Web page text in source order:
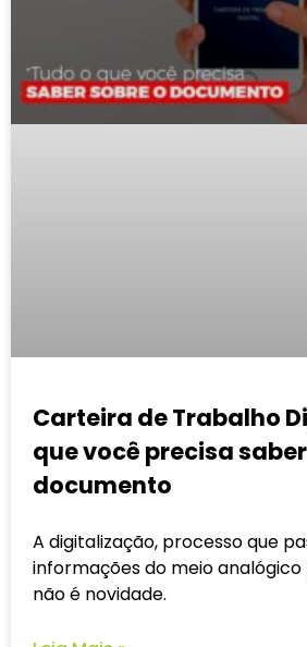
Carteira de Trabalho
que você precisa
documento
A digitalização, processo que
informações do meio analógico
não é novidade.